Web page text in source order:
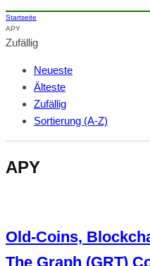
Startseite
APY
Zufällig
Neueste
Älteste
Zufällig
Sortierung (A-Z)
APY
Old-Coins,
The Graph (GRT)